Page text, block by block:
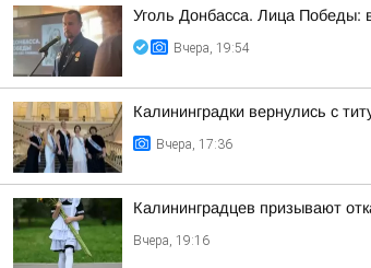
Уголь Донбасса. Лица Победы:
Вчера, 19:54
Калининградки вернулись с
Вчера, 17:36
Калининградцев призывают
Вчера, 19:16